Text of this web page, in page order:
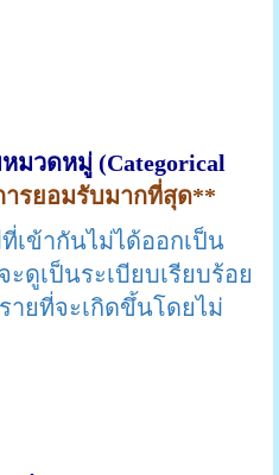
มวดหมู่ (Categorical
ารยอมรับมากที่สุด**
เข้ากันไม่ได้ออกเป็น
ดูเป็นระเบียบเรียบร้อย
ายที่จะเกิดขึ้นโดยไม่